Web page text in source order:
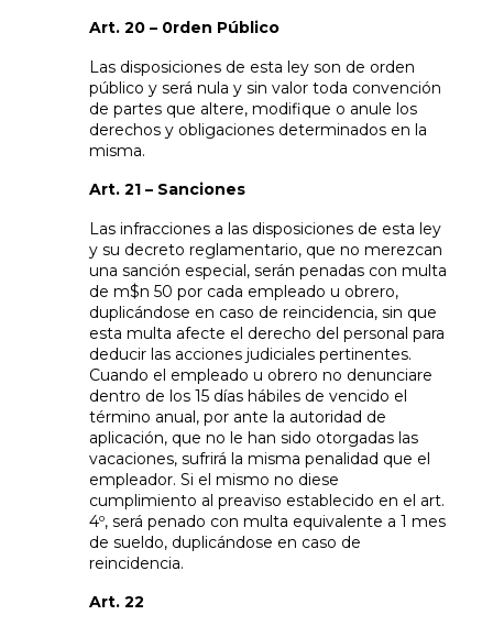
Art. 20 – 0rden Público
Las disposiciones de esta ley son de orden
público y será nula y sin valor toda convención
de partes que altere, modifique o anule los
derechos y obligaciones determinados en la
misma.
Art. 21 – Sanciones
Las infracciones a las disposiciones de esta ley
y su decreto reglamentario, que no merezcan
una sanción especial, serán penadas con multa
de m$n 50 por cada empleado u obrero,
duplicándose en caso de reincidencia, sin que
esta multa afecte el derecho del personal para
deducir las acciones judiciales pertinentes.
Cuando el empleado u obrero no denunciare
dentro de los 15 días hábiles de vencido el
término anual, por ante la autoridad de
aplicación, que no le han sido otorgadas las
vacaciones, sufrirá la misma penalidad que el
empleador. Si el mismo no diese
cumplimiento al preaviso establecido en el art.
4º, será penado con multa equivalente a 1 mes
de sueldo, duplicándose en caso de
reincidencia.
Art. 22